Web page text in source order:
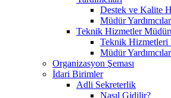
Destek ve Kalite
Müdür
Teknik Hizmetler
Teknik Hizmetleri
Müdür
Organizasyon Şeması
İdari Birimler
Adli Sekreterlik
Nasıl Gidilir?